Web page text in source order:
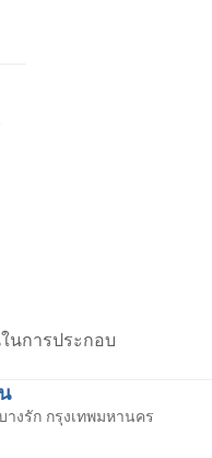
นการประกอบ
งรัก กรุงเทพมหานคร